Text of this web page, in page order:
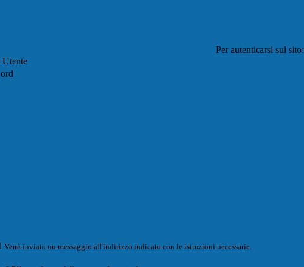
Per autenticarsi sul sito:
Utente
Verrà inviato un messaggio all'indirizzo indicato con le istruzioni necessarie.